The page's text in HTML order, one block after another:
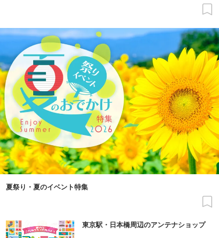
夏祭り・夏のイベント特集
東京駅・日本橋周辺のアンテナショップ